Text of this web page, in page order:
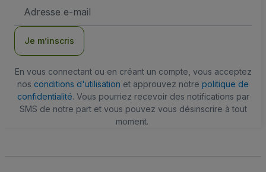
e-
Je m’inscris
En vous connectant ou en créant un compte, vous acceptez
nos conditions d'utilisation et approuvez notre politique de
confidentialité. Vous pourriez recevoir des notifications par
SMS de notre part et vous pouvez vous désinscrire à tout
moment.